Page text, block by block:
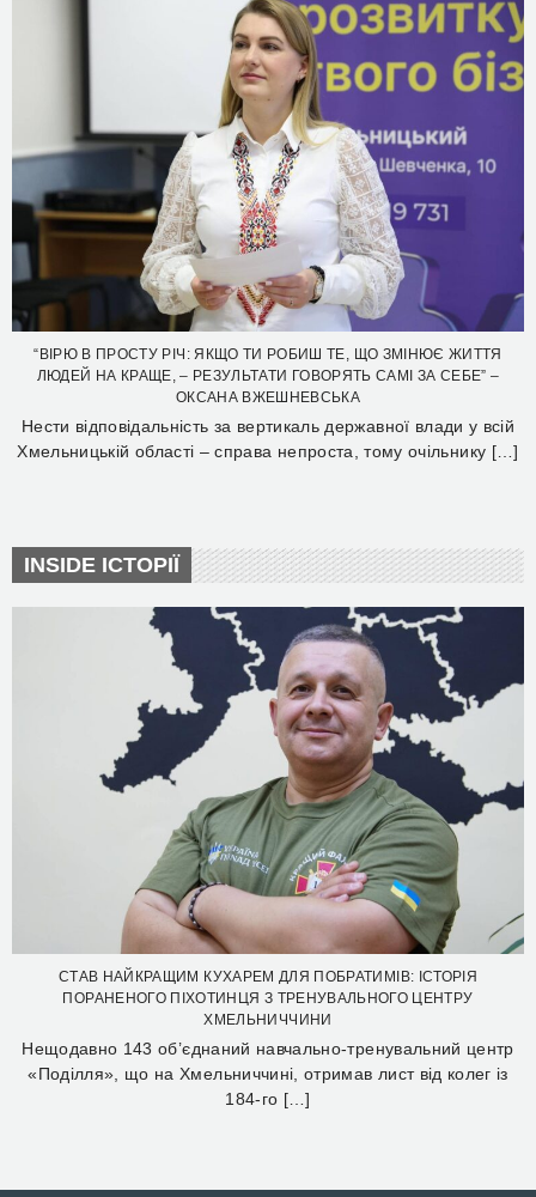
“ВІРЮ В ПРОСТУ РІЧ: ЯКЩО ТИ РОБИШ ТЕ, ЩО ЗМІНЮЄ ЖИТТЯ
ЛЮДЕЙ НА КРАЩЕ, – РЕЗУЛЬТАТИ ГОВОРЯТЬ САМІ ЗА СЕБЕ” –
ОКСАНА ВЖЕШНЕВСЬКА
Нести відповідальність за вертикаль державної влади у всій
Хмельницькій області – справа непроста, тому очільнику […]
INSIDE ІСТОРІЇ
СТАВ НАЙКРАЩИМ КУХАРЕМ ДЛЯ ПОБРАТИМІВ: ІСТОРІЯ
ПОРАНЕНОГО ПІХОТИНЦЯ З ТРЕНУВАЛЬНОГО ЦЕНТРУ
ХМЕЛЬНИЧЧИНИ
Нещодавно 143 об’єднаний навчально-тренувальний центр
«Поділля», що на Хмельниччині, отримав лист від колег із
184-го […]